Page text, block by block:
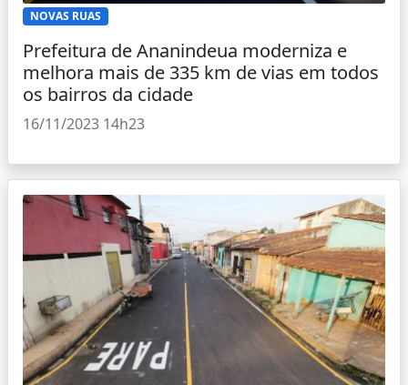
NOVAS RUAS
Prefeitura de Ananindeua moderniza e
melhora mais de 335 km de vias em todos
os bairros da cidade
16/11/2023 14h23